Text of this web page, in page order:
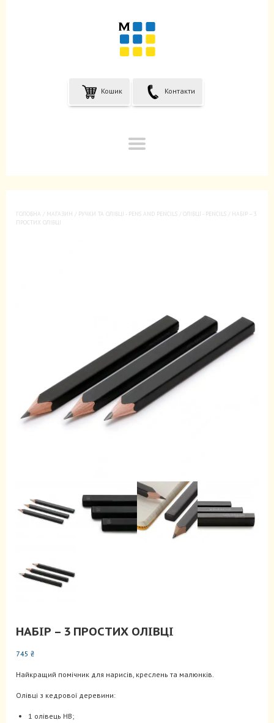
Кошик Контакти
ГОЛОВНА / МАГАЗИН / РУЧКИ ТА ОЛІВЦІ - PENS AND PENCILS / OЛІВЦІ - PENCILS / НАБІР – 3
ПРОСТИХ ОЛІВЦІ
НАБІР – 3 ПРОСТИХ ОЛІВЦІ
745 ₴
Найкращий помічник для нарисів, креслень та малюнків.
Олівці з кедрової деревини:
1 олівець НВ;